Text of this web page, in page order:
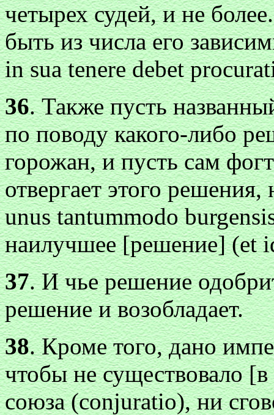
четырех судей, и не
быть из числа его
in sua tenere debet
36. Также пусть
по поводу какого-либо
горожан, и пусть сам
отвергает этого
unus tantummodo
наилучшее [решение] (et
37. И чье решение
решение и возобладает.
38. Кроме того, дано
чтобы не существовало [в
союза (conjuratio), ни